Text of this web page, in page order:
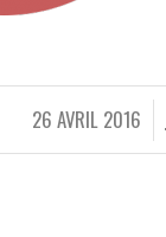
26 AVRIL 2016
/